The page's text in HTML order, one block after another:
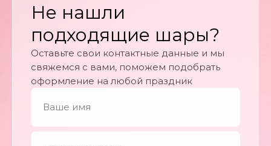
Не нашли
подходящие шары?
Оставьте свои контактные данные и мы
свяжемся с вами, поможем подобрать
оформление на любой праздник